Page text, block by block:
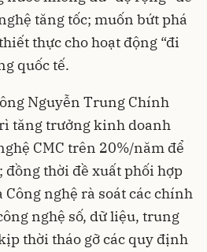
tăng tốc; muốn bứt phá
thực cho hoạt động “đi
quốc tế.
Nguyễn Trung Chính
tăng trưởng kinh doanh
CMC trên 20%/năm để
đồng thời đề xuất phối hợp
Công nghệ rà soát các chính
nghệ số, dữ liệu, trung
thời tháo gỡ các quy định